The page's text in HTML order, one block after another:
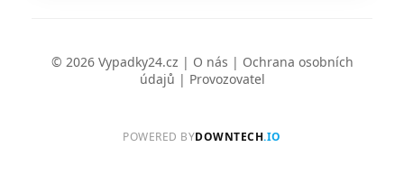
© 2026 Vypadky24.cz | O nás | Ochrana osobních
údajů | Provozovatel
POWERED BYDOWNTECH.IO